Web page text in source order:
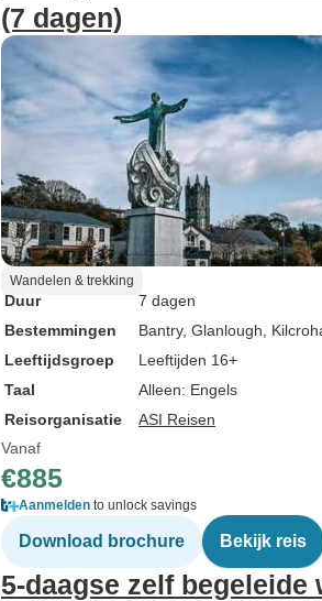
(7 dagen)
Wandelen & trekking
Duur
7 dagen
Bestemmingen
Bantry, Glanlough ,
Leeftijdsgroep
Leeftijden 16+
Taal
Alleen: Engels
Reisorganisatie
ASI Reisen
Vanaf
€885
Aanmelden to unlock savings
Download brochure Bekijk reis
5-daagse zelf begeleide